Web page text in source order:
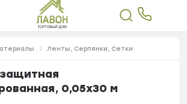
Ленты, Серпянки, Сетки
0,05х30 м